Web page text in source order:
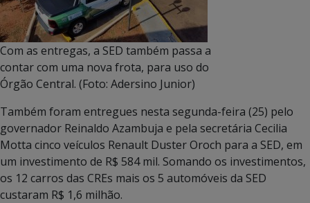
Com as entregas, a SED também passa a
contar com uma nova frota, para uso do
Órgão Central. (Foto: Adersino Junior)
Também foram entregues nesta segunda-feira (25) pelo
governador Reinaldo Azambuja e pela secretária Cecilia
Motta cinco veículos Renault Duster Oroch para a SED, em
um investimento de R$ 584 mil. Somando os investimentos,
os 12 carros das CREs mais os 5 automóveis da SED
custaram R$ 1,6 milhão.